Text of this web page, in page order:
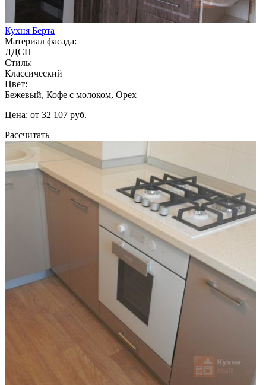
Кухня Берта
Материал фасада:
ЛДСП
Стиль:
Классический
Цвет:
Бежевый, Кофе с молоком, Орех
Цена: от 32 107 руб.
Рассчитать